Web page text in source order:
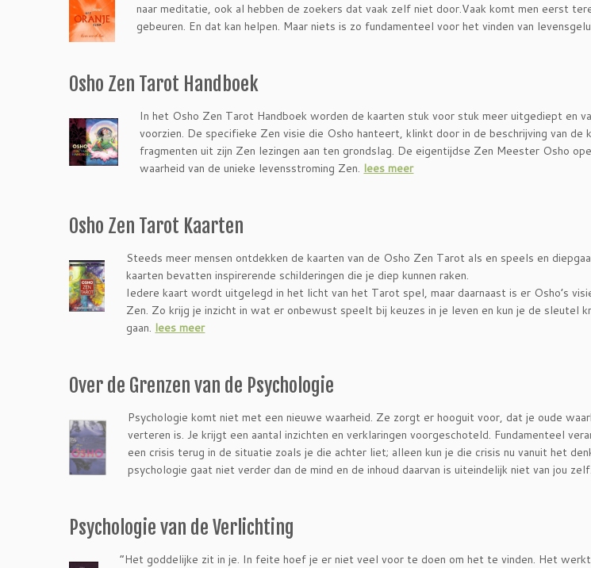
naar meditatie, ook al hebben de zoekers dat vaak zelf niet door.Vaak komt men eerst
gebeuren. En dat kan helpen. Maar niets is zo fundamenteel voor het vinden van
Osho Zen Tarot Handboek
In het Osho Zen Tarot Handboek worden de kaarten stuk voor stuk meer uitgediept en
voorzien. De specifieke Zen visie die Osho hanteert, klinkt door in de beschrijving van de
fragmenten uit zijn Zen lezingen aan ten grondslag. De eigentijdse Zen Meester Osho
waarheid van de unieke levensstroming Zen. lees meer
Osho Zen Tarot Kaarten
Steeds meer mensen ontdekken de kaarten van de Osho Zen Tarot als en speels en
kaarten bevatten inspirerende schilderingen die je diep kunnen raken.
Iedere kaart wordt uitgelegd in het licht van het Tarot spel, maar daarnaast is er Osho’s
Zen. Zo krijg je inzicht in wat er onbewust speelt bij keuzes in je leven en kun je de sleutel
gaan. lees meer
Over de Grenzen van de Psychologie
Psychologie komt niet met een nieuwe waarheid. Ze zorgt er hooguit voor, dat je oude
verteren is. Je krijgt een aantal inzichten en verklaringen voorgeschoteld. Fundamenteel
een crisis terug in de situatie zoals je die achter liet; alleen kun je die crisis nu vanuit het
psychologie gaat niet verder dan de mind en de inhoud daarvan is uiteindelijk niet van jou zelf.
Psychologie van de Verlichting
“Het goddelijke zit in je. In feite hoef je er niet veel voor te doen om het te vinden. Het